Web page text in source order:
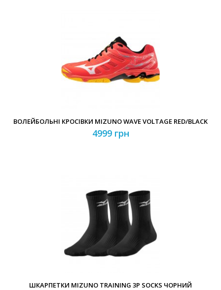
ВОЛЕЙБОЛЬНІ КРОСІВКИ MIZUNO WAVE VOLTAGE RED/BLACK
4999 грн
ШКАРПЕТКИ MIZUNO TRAINING 3P SOCKS ЧОРНИЙ